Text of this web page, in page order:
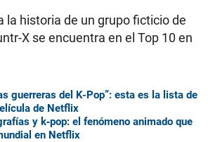
la historia de un grupo ficticio de
X se encuentra en el Top 10 en
guerreras del K-Pop”: esta es la lista de
de Netflix
y k‑pop: el fenómeno animado que
en Netflix